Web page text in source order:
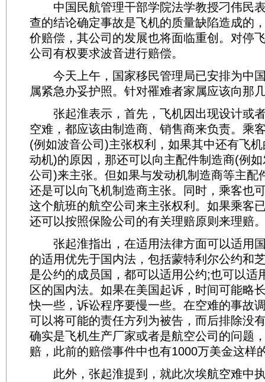
中国民航管理干部学院法学教授刁伟民
查的结论确定事故是飞机的质量缺陷造成的
价赔偿，其公司的发展也将面临重创。对停
公司有权要求波音进行赔偿。
今天上午，国家移民管理局已安排为中
属紧急办妥护照。针对罹难者家属应该向那
张起淮表示，首先，飞机因出现设计或
空难，都应该由制造商、销售商来负责。乘
(例如波音公司)主张权利，如果其中还有飞
动机)的原因，那还可以向主配件制造商(例
公司)来主张。但如果与发动机制造商等主配
还是可以向飞机制造商主张。同时，乘客也
这个航班的航空公司来主张权利。如果乘客
还可以按照保险公司的有关理赔原则来理赔
张起淮指出，在适用法律方面可以适用
的适用优先于国内法，包括蒙特利尔公约和
是公约的成员国，都可以适用公约;也可以适
区的国内法。如果在美国起诉，时间可能略
快一些，诉讼程序要慢一些。在空难的事故
可以将可能的责任方列为被告，而后排除没
确实是飞机生产厂家或者是航空公司的问题
赔，此前的赔偿事件中也有1000万美金这样
此外，张起淮提到，就此次埃航空难中